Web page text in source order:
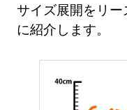
サイズ展開をリ
に紹介します。